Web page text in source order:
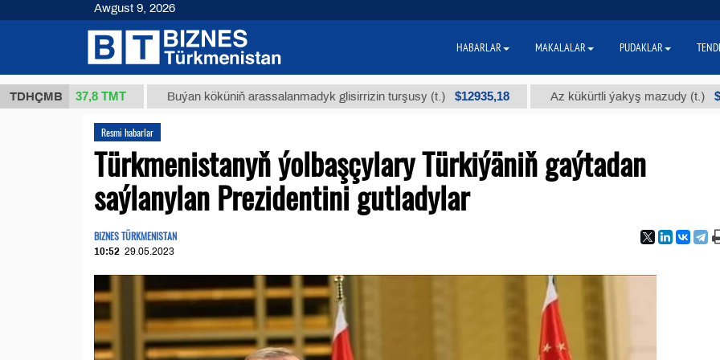
TDHÇMB
37,8 ТМТ Buýan köküniň arassalanmadyk glisirrizin turşusy (t.) $12935,18 Az kükürtli ýakyş mazudy (t.) $300
Resmi habarlar
Türkmenistanyň ýolbaşçylary Türkiýäniň gaýtadan
saýlanylan Prezidentini gutladylar
BIZNES TÜRKMENISTAN
10:52 29.05.2023
Awgust 9, 2026
HABARLAR MAKALALAR PUDAKLAR